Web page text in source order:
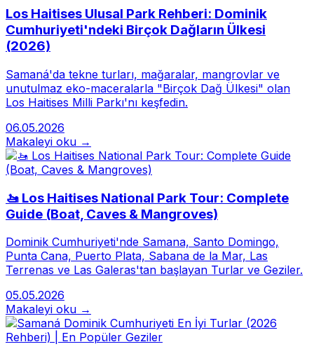
Los Haitises Ulusal Park Rehberi: Dominik
Cumhuriyeti'ndeki Birçok Dağların Ülkesi
(2026)
Samaná'da tekne turları, mağaralar, mangrovlar ve
unutulmaz eko-maceralarla "Birçok Dağ Ülkesi" olan
Los Haitises Milli Parkı'nı keşfedin.
06.05.2026
Makaleyi oku →
🚤 Los Haitises National Park Tour: Complete
Guide (Boat, Caves & Mangroves)
Dominik Cumhuriyeti'nde Samana, Santo Domingo,
Punta Cana, Puerto Plata, Sabana de la Mar, Las
Terrenas ve Las Galeras'tan başlayan Turlar ve Geziler.
05.05.2026
Makaleyi oku →